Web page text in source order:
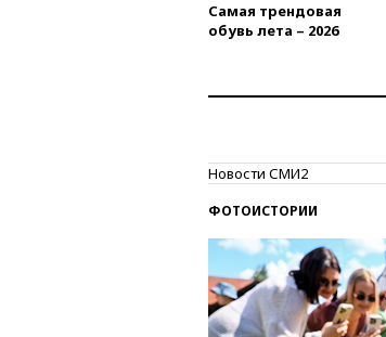
Самая трендовая
обувь лета – 2026
Новости СМИ2
ФОТОИСТОРИИ